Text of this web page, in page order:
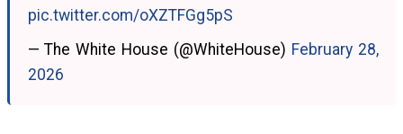
pic.twitter.com/oXZTFGg5pS
— The White House (@WhiteHouse) February 28,
2026